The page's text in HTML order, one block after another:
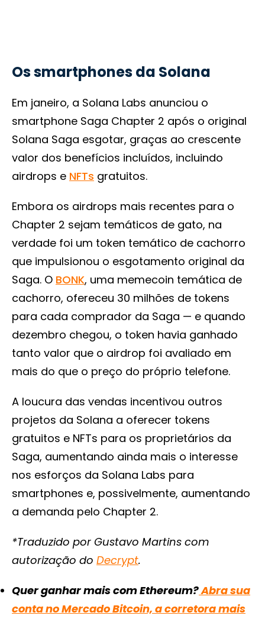
Os smartphones da Solana
Em janeiro, a Solana Labs anunciou o
smartphone Saga Chapter 2 após o original
Solana Saga esgotar, graças ao crescente
valor dos benefícios incluídos, incluindo
airdrops e NFTs gratuitos.
Embora os airdrops mais recentes para o
Chapter 2 sejam temáticos de gato, na
verdade foi um token temático de cachorro
que impulsionou o esgotamento original da
Saga. O BONK, uma memecoin temática de
cachorro, ofereceu 30 milhões de tokens
para cada comprador da Saga — e quando
dezembro chegou, o token havia ganhado
tanto valor que o airdrop foi avaliado em
mais do que o preço do próprio telefone.
A loucura das vendas incentivou outros
projetos da Solana a oferecer tokens
gratuitos e NFTs para os proprietários da
Saga, aumentando ainda mais o interesse
nos esforços da Solana Labs para
smartphones e, possivelmente, aumentando
a demanda pelo Chapter 2.
*Traduzido por Gustavo Martins com
autorização do Decrypt.
Quer ganhar mais com Ethereum?Abra sua
conta no Mercado Bitcoin, a corretora mais